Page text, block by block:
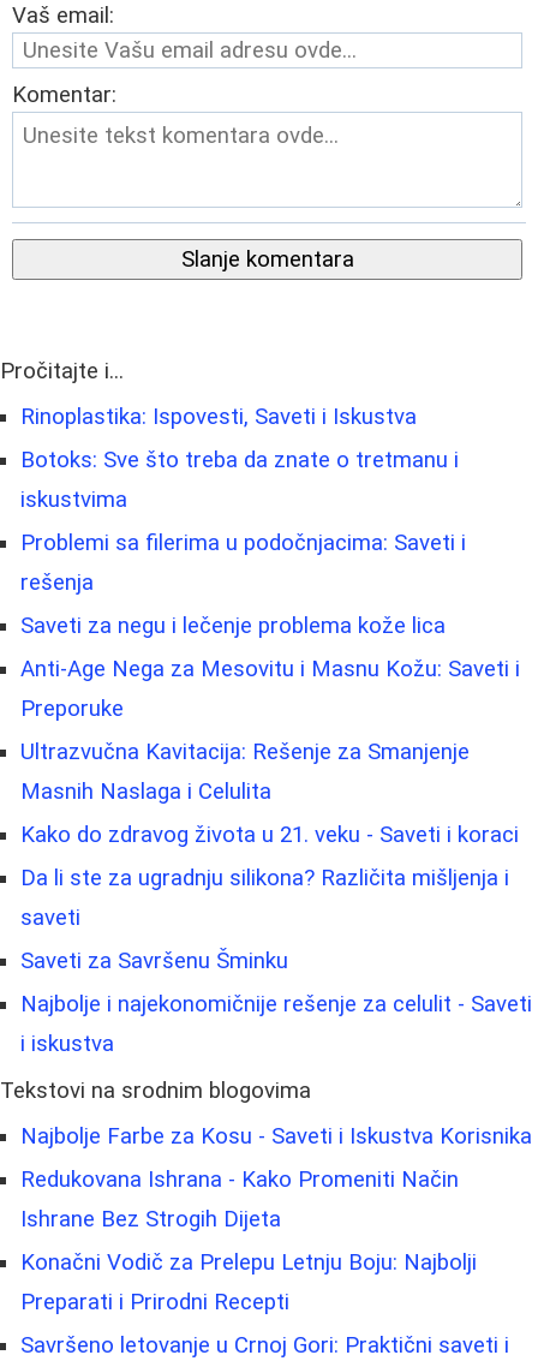
Vaš email:
Komentar:
Slanje komentara
Pročitajte i...
Rinoplastika: Ispovesti, Saveti i Iskustva
Botoks: Sve što treba da znate o tretmanu i
iskustvima
Problemi sa filerima u podočnjacima: Saveti i
rešenja
Saveti za negu i lečenje problema kože lica
Anti-Age Nega za Mesovitu i Masnu Kožu: Saveti i
Preporuke
Ultrazvučna Kavitacija: Rešenje za Smanjenje
Masnih Naslaga i Celulita
Kako do zdravog života u 21. veku - Saveti i koraci
Da li ste za ugradnju silikona? Različita mišljenja i
saveti
Saveti za Savršenu Šminku
Najbolje i najekonomičnije rešenje za celulit - Saveti
i iskustva
Tekstovi na srodnim blogovima
Najbolje Farbe za Kosu - Saveti i Iskustva Korisnika
Redukovana Ishrana - Kako Promeniti Način
Ishrane Bez Strogih Dijeta
Konačni Vodič za Prelepu Letnju Boju: Najbolji
Preparati i Prirodni Recepti
Savršeno letovanje u Crnoj Gori: Praktični saveti i